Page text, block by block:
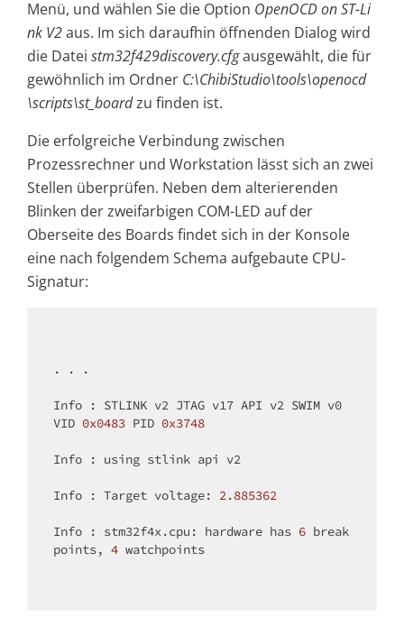
Menü, und wählen Sie die Option OpenOCD on ST-Li
nk V2aus. Im sich daraufhin öffnenden Dialog wird
die Datei stm32f429discovery.cfgausgewählt, die für
gewöhnlich im Ordner C:\ChibiStudio\tools\openocd
\scripts\st_boardzu finden ist.
Die erfolgreiche Verbindung zwischen
Prozessrechner und Workstation lässt sich an zwei
Stellen überprüfen. Neben dem alterierenden
Blinken der zweifarbigen COM-LED auf der
Oberseite des Boards findet sich in der Konsole
eine nach folgendem Schema aufgebaute CPU-
Signatur:
. . .
Info : STLINK v2 JTAG v17 API v2 SWIM v0
VID 0x0483 PID 0x3748
Info : using stlink api v2
Info : Target voltage: 2.885362
Info : stm32f4x.cpu: hardware has 6 break
points, 4 watchpoints